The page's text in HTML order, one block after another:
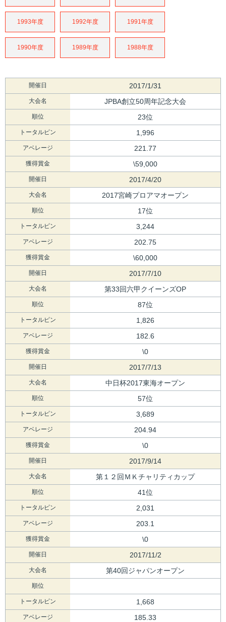
1993年度 1992年度 1991年度
1990年度 1989年度 1988年度
開催日 2017/1/31
大会名 JPBA創立50周年記念大会
順位 23位
トータルピン 1,996
アベレージ 221.77
獲得賞金 \59,000
開催日 2017/4/20
大会名 2017宮崎プロアマオープン
順位 17位
トータルピン 3,244
アベレージ 202.75
獲得賞金 \60,000
開催日 2017/7/10
大会名 第33回六甲クイーンズOP
順位 87位
トータルピン 1,826
アベレージ 182.6
獲得賞金 \0
開催日 2017/7/13
大会名 中日杯2017東海オープン
順位 57位
トータルピン 3,689
アベレージ 204.94
獲得賞金 \0
開催日 2017/9/14
大会名 第１２回ＭＫチャリティカップ
順位 41位
トータルピン 2,031
アベレージ 203.1
獲得賞金 \0
開催日 2017/11/2
大会名 第40回ジャパンオープン
順位
トータルピン 1,668
アベレージ 185.33